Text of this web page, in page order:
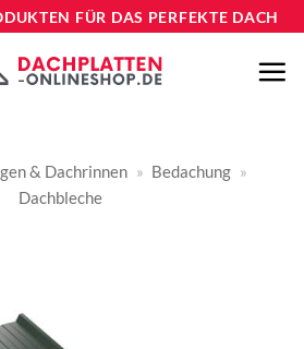
FÜR DAS PERFEKTE DACH
& Dachrinnen » Bedachung »
Dachbleche